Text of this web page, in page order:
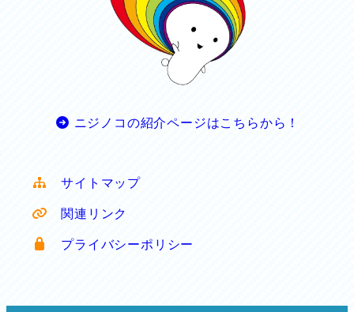
ニジノコの紹介ページはこちらから！
サイトマップ
関連リンク
プライバシーポリシー